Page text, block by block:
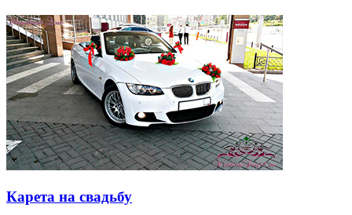
Карета на свадьбу